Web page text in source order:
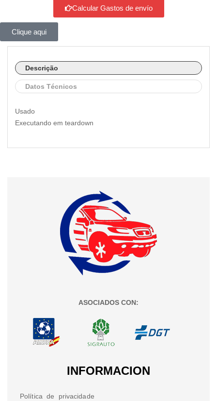
Calcular Gastos de envío
Clique aqui
Descrição
Datos Técnicos
Usado
Executando em teardown
ASOCIADOS CON:
INFORMACION
Política de privacidade